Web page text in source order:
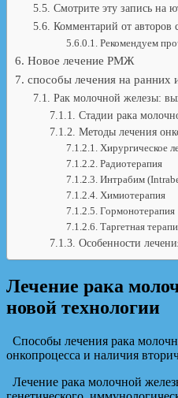
Смотрите эту запись на
Комментарий от авторов
Рекомендуем
Новое лечение РМЖ
способы лечения на ранних
Рак молочной железы:
Стадии рака
Методы лечения
Хирургическое
Радиотерапия
Интрабим
Химиотерапия
Гормонотерапия
Таргетная
Особенности
Лечение рака
новой технологии
Способы лечения рака
онкопроцесса и наличия
Лечение рака молочной